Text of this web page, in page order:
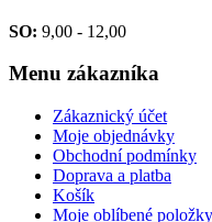
SO: 9,00 - 12,00
Menu zákazníka
Zákaznický účet
Moje objednávky
Obchodní podmínky
Doprava a platba
Košík
Moje oblíbené položky